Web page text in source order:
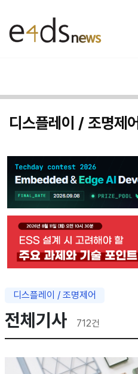
디스플레이 / 조명제어
디스플레이 / 조명제어
전체기사 712건